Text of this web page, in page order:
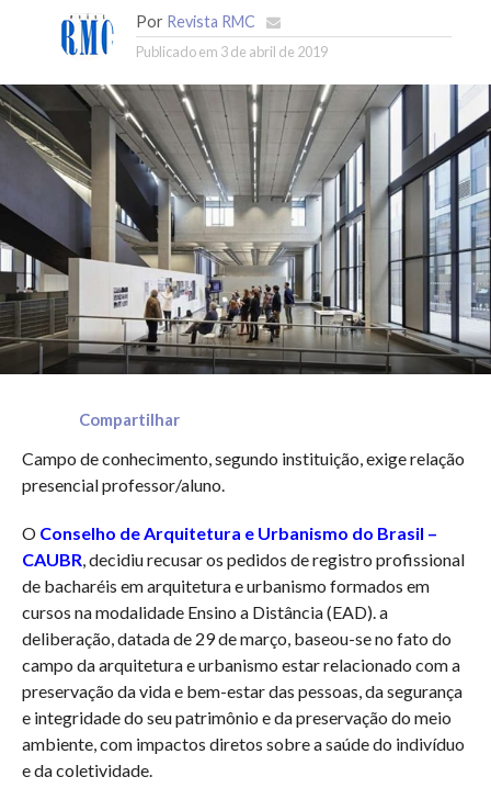
Por Revista RMC
Publicado em 3 de abril de 2019
Compartilhar
Campo de conhecimento, segundo instituição, exige relação
presencial professor/aluno.
O Conselho de Arquitetura e Urbanismo do Brasil –
CAUBR , decidiu recusar os pedidos de registro profissional
de bacharéis em arquitetura e urbanismo formados em
cursos na modalidade Ensino a Distância (EAD). a
deliberação, datada de 29 de março, baseou-se no fato do
campo da arquitetura e urbanismo estar relacionado com a
preservação da vida e bem-estar das pessoas, da segurança
e integridade do seu patrimônio e da preservação do meio
ambiente, com impactos diretos sobre a saúde do indivíduo
e da coletividade.